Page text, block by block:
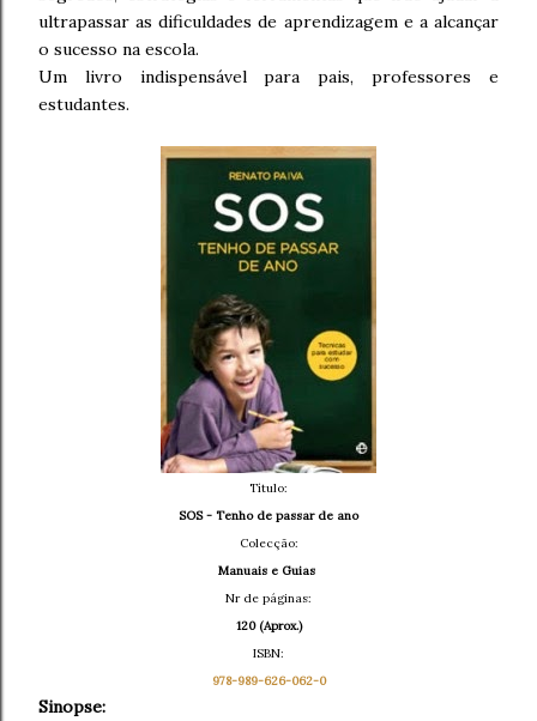
ultrapassar as dificuldades de aprendizagem e a alcançar
o sucesso na escola.
Um livro indispensável para pais, professores e
estudantes.
Título:
SOS - Tenho de passar de ano
Colecção:
Manuais e Guias
Nr de páginas:
120 (Aprox.)
ISBN:
978-989-626-062-0
Sinopse: